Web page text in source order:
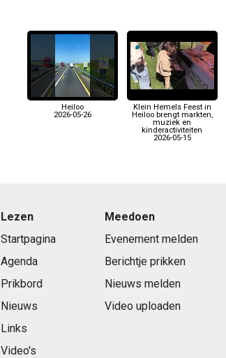
Heiloo
2026-05-26
Klein Hemels Feest in
Heiloo brengt markten,
muziek en
kinderactiviteiten
2026-05-15
Lezen
Startpagina
Agenda
Prikbord
Nieuws
Links
Video's
Meedoen
Evenement melden
Berichtje prikken
Nieuws melden
Video uploaden